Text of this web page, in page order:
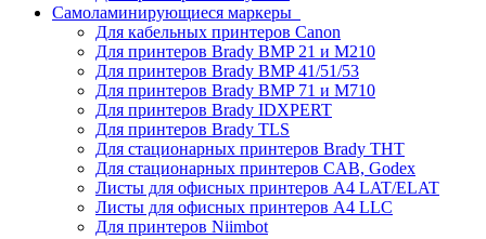
Самоламинирующиеся маркеры
Для кабельных принтеров Canon
Для принтеров Brady BMP 21 и M210
Для принтеров Brady BMP 41/51/53
Для принтеров Brady BMP 71 и M710
Для принтеров Brady IDXPERT
Для принтеров Brady TLS
Для стационарных принтеров Brady THT
Для стационарных принтеров CAB, Godex
Листы для офисных принтеров А4 LAT/ELAT
Листы для офисных принтеров А4 LLC
Для принтеров Niimbot